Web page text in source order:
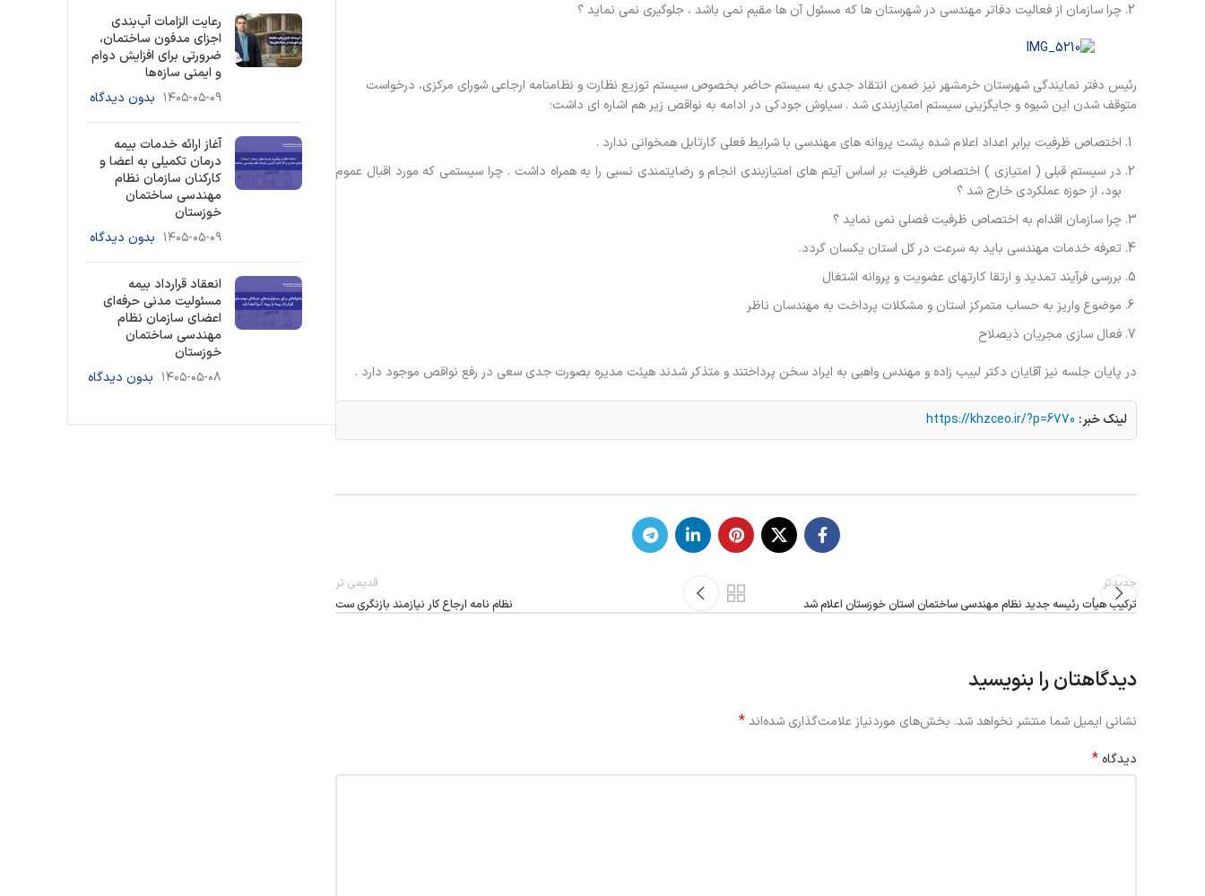
چرا سازمان از فعالیت دفاتر مهندسی در شهرستان ها که مسئول آن ها مقیم نمی باشد ، جلوگیری نمی نماید ؟
رئیس دفتر نمایندگی شهرستان خرمشهر نیز ضمن انتقاد جدی به سیستم حاضر بخصوص سیستم توزیع نظارت و نظامنامه ارجاعی شورای مرکزی، درخواست
متوقف شدن این شیوه و جایگزینی سیستم امتیازبندی شد . سیاوش جودکی در ادامه به نواقص زیر هم اشاره ای داشت؛
اختصاص ظرفیت برابر اعداد اعلام شده پشت پروانه های مهندسی با شرایط فعلی کارتابل همخوانی ندارد .
در سیستم قبلی ( امتیازی ) اختصاص ظرفیت بر اساس آیتم های امتیازبندی انجام و رضایتمندی نسبی را به همراه داشت . چرا سیستمی که مورد اقبال عموم
بود، از حوزه عملکردی خارج شد ؟
چرا سازمان اقدام به اختصاص ظرفیت فصلی نمی نماید ؟
تعرفه خدمات مهندسی باید به سرعت در کل استان یکسان گردد.
بررسی فرآیند تمدید و ارتقا کارتهای عضویت و پروانه اشتغال
موضوع واریز به حساب متمرکز استان و مشکلات پرداخت به مهندسان ناظر
فعال سازی مجریان ذیصلاح
در پایان جلسه نیز آقایان دکتر لبیب زاده و مهندس واهبی به ایراد سخن پرداختند و متذکر شدند هیئت مدیره بصورت جدی سعی در رفع نواقص موجود دارد .
لینک خبر: https://khzceo.ir/?p=6770
جدیدتر
ترکیب هیأت رئیسه جدید نظام مهندسی ساختمان استان خوزستان اعلام شد
قدیمی تر
نظام نامه ارجاع کار نیازمند بازنگری ست
دیدگاهتان را بنویسید
نشانی ایمیل شما منتشر نخواهد شد. بخش‌های موردنیاز علامت‌گذاری شده‌اند*
دیدگاه *
رعایت الزامات آب‌بندی
اجزای مدفون ساختمان،
ضرورتی برای افزایش دوام
و ایمنی سازه‌ها
۱۴۰۵-۰۵-۰۹ بدون دیدگاه
آغاز ارائه خدمات بیمه
درمان تکمیلی به اعضا و
کارکنان سازمان نظام
مهندسی ساختمان
خوزستان
۱۴۰۵-۰۵-۰۹ بدون دیدگاه
انعقاد قرارداد بیمه
مسئولیت مدنی حرفه‌ای
اعضای سازمان نظام
مهندسی ساختمان
خوزستان
۱۴۰۵-۰۵-۰۸ بدون دیدگاه